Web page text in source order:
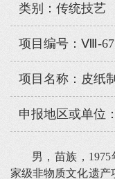
类别：传统技艺
项目编号：Ⅷ-67
项目名称：皮纸
申报地区或单位
男，苗族，
家级非物质文化遗产